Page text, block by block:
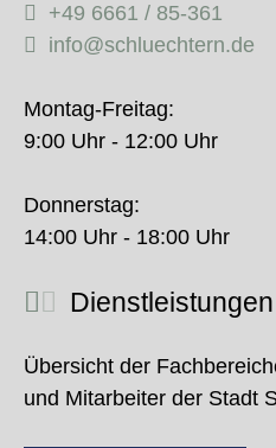
+49 6661 / 85-361
info@schluechtern.de
Montag-Freitag:
9:00 Uhr - 12:00 Uhr
Donnerstag:
14:00 Uhr - 18:00 Uhr
Dienstleistungen
Übersicht der
und Mitarbeiter der Stadt